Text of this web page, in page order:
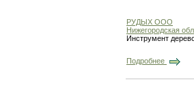
РУДЫХ ООО
Нижегородская
Инструмент
Подробнее